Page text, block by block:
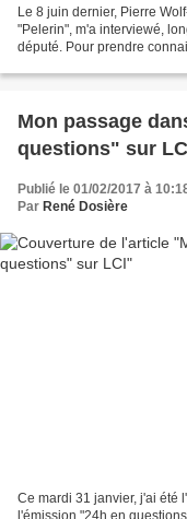
Le 8 juin dernier, Pierre
"Pelerin", m'a interviewé,
député. Pour prendre
Mon passage
questions" sur
Publié le 01/02/2017 à
Par René Dosière
Ce mardi 31 janvier, j'ai été
l'émission "24h en